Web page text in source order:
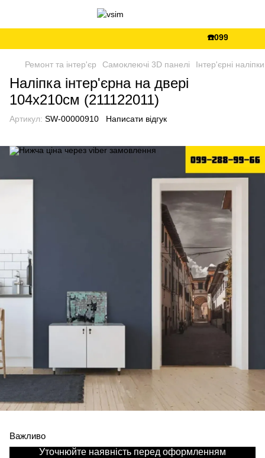
☎️099-288-99-66
Ремонт та інтер'єр Самоклеючі 3D панелі Інтер'єрні наліпки
Наліпка інтер'єрна на двері
104х210см (211122011)
Артикул: SW-00000910 Написати відгук
Важливо
Уточнюйте наявність перед оформленням